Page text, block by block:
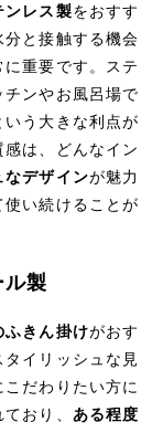
ンレス製をおすす
と接触する機会
重要です。ステ
ンやお風呂場で
いう大きな利点が
は、どんなイン
なデザインが魅力
い続けることが
製
ふきん掛けがおす
イリッシュな見
だわりたい方に
おり、 ある程度